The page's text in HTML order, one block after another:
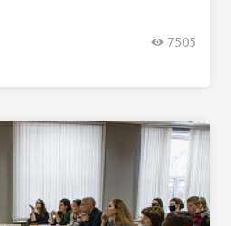
7505